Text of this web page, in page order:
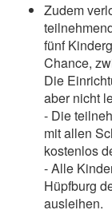
Zudem
fünf
Chance,
Die
aber nicht
- Die
mit allen
kostenlos
- Alle
Hüpfburg
ausleihen.